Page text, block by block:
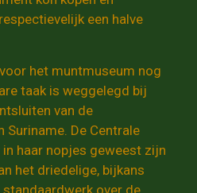
een halve
het muntmuseum nog
taak is weggelegd bij
van de
Suriname. De Centrale
in haar nopjes geweest zijn
het driedelige, bijkans
standaardwerk over de